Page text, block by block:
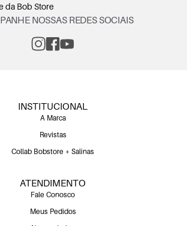
da Bob Store
NOSSAS REDES SOCIAIS
INSTITUCIONAL
A Marca
Revistas
Collab Bobstore + Salinas
ATENDIMENTO
Fale Conosco
Meus Pedidos